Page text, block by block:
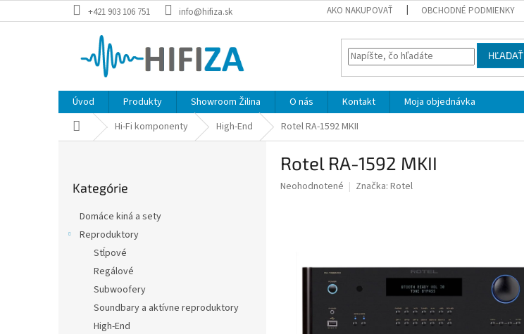
na
+421 903 106 751 info@hifiza.sk AKO NAKUPOVAŤ OBCHODNÉ PODMIENKY
HĽADAŤ
Úvod Produkty Showroom Žilina O nás Kontakt
Moja objednávka
DomovHi-Fi komponenty High-End Rotel RA-1592 MKII
kategórie
Kategórie
Domáce kiná a sety
Reproduktory
Stĺpové
Regálové
Subwoofery
Soundbary a aktívne reproduktory
High-End
Rotel RA-1592 MKII
Priemerné
hviezdičiek.
Neohodnotené Značka: Rotel